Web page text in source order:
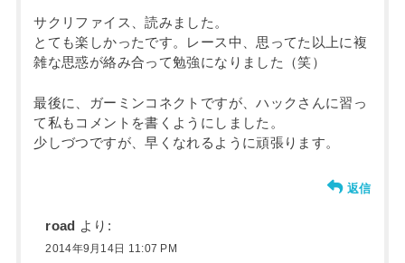
サクリファイス、読みました。
とても楽しかったです。レース中、思ってた以上に複
雑な思惑が絡み合って勉強になりました（笑）
最後に、ガーミンコネクトですが、ハックさんに習っ
て私もコメントを書くようにしました。
少しづつですが、早くなれるように頑張ります。
返信
road より:
2014年9月14日 11:07 PM